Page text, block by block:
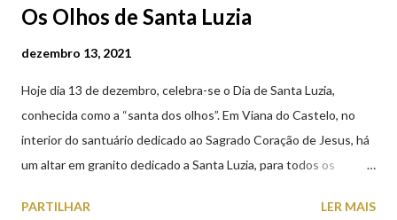
Os Olhos de Santa Luzia
dezembro 13, 2021
Hoje dia 13 de dezembro, celebra-se o Dia de Santa Luzia,
conhecida como a “santa dos olhos”. Em Viana do Castelo, no
interior do santuário dedicado ao Sagrado Coração de Jesus, há
um altar em granito dedicado a Santa Luzia, para todos os
uma capela dedicada a Santa Luzia construída no cimo do monte
PARTILHAR LER MAIS